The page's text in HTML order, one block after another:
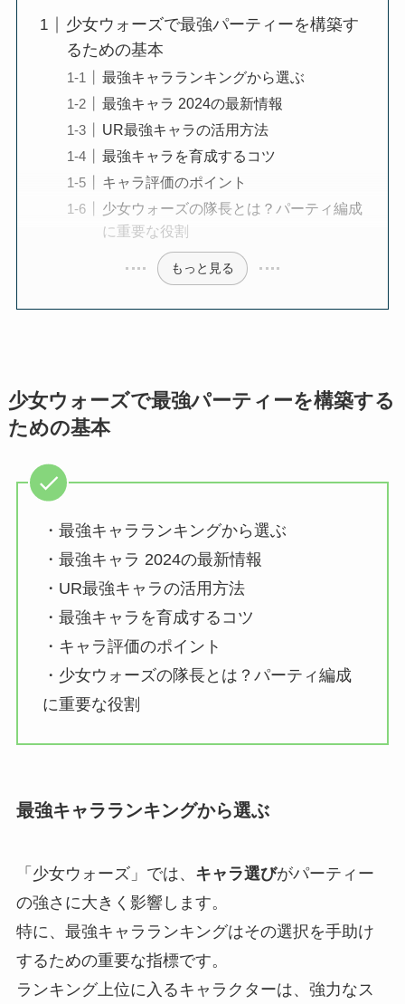
少女ウォーズで最強パーティーを構築す
るための基本
最強キャラランキングから選ぶ
最強キャラ 2024の最新情報
UR最強キャラの活用方法
最強キャラを育成するコツ
キャラ評価のポイント
少女ウォーズの隊長とは？パーティ編成
に重要な役割
もっと見る
少女ウォーズで最強パーティーを構築する
ための基本
・最強キャラランキングから選ぶ
・最強キャラ 2024の最新情報
・UR最強キャラの活用方法
・最強キャラを育成するコツ
・キャラ評価のポイント
・少女ウォーズの隊長とは？パーティ編成
に重要な役割
最強キャラランキングから選ぶ
「少女ウォーズ」では、 キャラ選びがパーティー
の強さに大きく影響します。
特に、最強キャラランキングはその選択を手助け
するための重要な指標です。
ランキング上位に入るキャラクターは、強力なス